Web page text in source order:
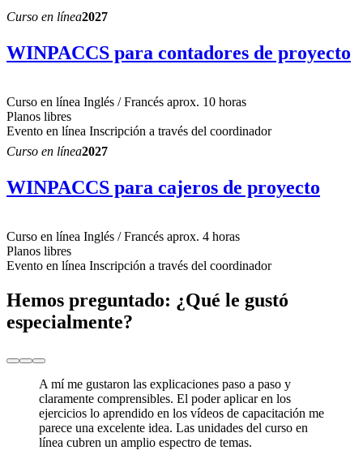
Curso en línea2027
WINPACCS para contadores de proyecto
Curso en línea Inglés / Francés aprox. 10 horas
Planos libres
Evento en línea Inscripción a través del coordinador
Curso en línea2027
WINPACCS para cajeros de proyecto
Curso en línea Inglés / Francés aprox. 4 horas
Planos libres
Evento en línea Inscripción a través del coordinador
Hemos preguntado: ¿Qué le gustó
especialmente?
A mí me gustaron las explicaciones paso a paso y
claramente comprensibles. El poder aplicar en los
ejercicios lo aprendido en los vídeos de capacitación me
parece una excelente idea. Las unidades del curso en
línea cubren un amplio espectro de temas.